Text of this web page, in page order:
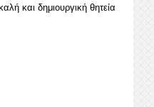
και δημιουργική θητεία